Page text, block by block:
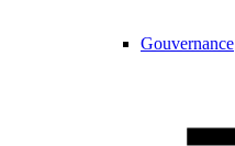
Gouvernance